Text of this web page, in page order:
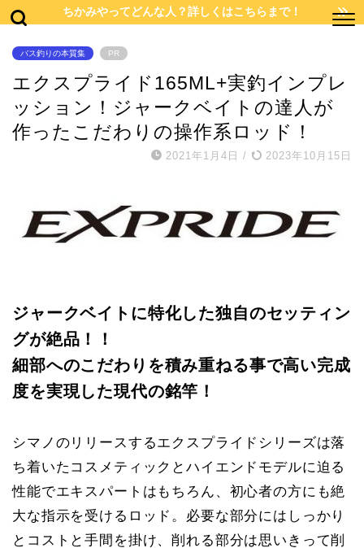
ちかみやってどんな人？詳しくはこちらまで！
バス釣りの本質集 PR
エクスプライド165ML+実釣インプレ
ッション！ジャークベイトの達人が
作ったこだわりの操作系ロッド！
2021年1月4日 / 2023年10月15日
ジャークベイトに特化した独自のセッティン
グが絶品！！
細部へのこだわりを積み重ねる事で高い完成
度を実現した現代の銘竿！
シマノのリリースするエクスプライドシリーズは落
ち着いたコスメティックとハイエンドモデルに迫る
性能でエキスパートはもちろん、初心者の方にも絶
大な指示を受けるロッド。必要な部分にはしっかり
とコストと手間を掛け、削れる部分は思いきって削